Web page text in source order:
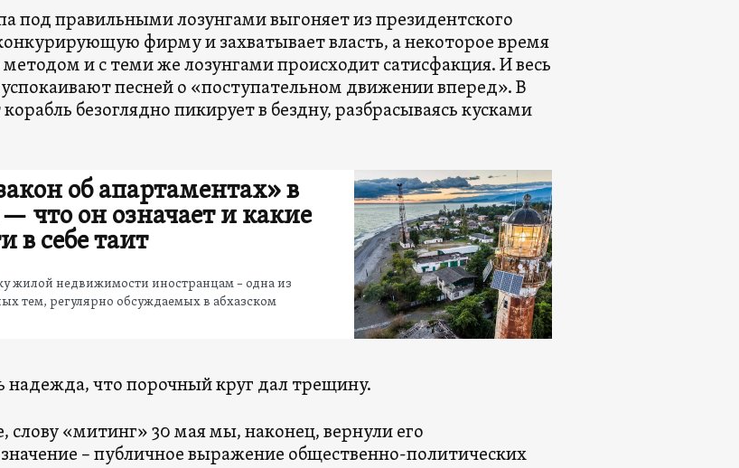
под правильными лозунгами выгоняет из президентского
фирму и захватывает власть, а некоторое время
и с теми же лозунгами происходит сатисфакция. И весь
песней о «поступательном движении вперед». В
безоглядно пикирует в бездну, разбрасываясь кусками
об апартаментах» в
что он означает и какие
в себе таит
жилой недвижимости иностранцам – одна из
тем, регулярно обсуждаемых в абхазском
надежда, что порочный круг дал трещину.
слову «митинг» 30 мая мы, наконец, вернули его
– публичное выражение общественно-политических